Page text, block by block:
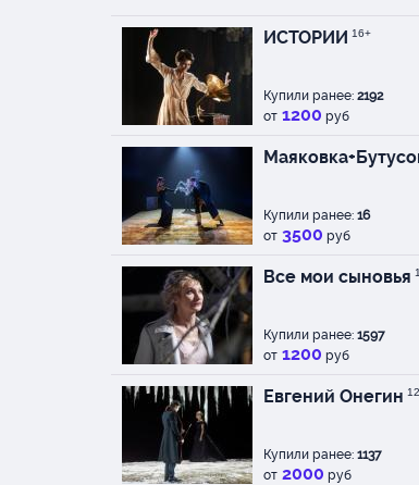
ИСТОРИИ 16+
Купили ранее: 2192
от 1200 руб
Купили ранее: 16
от 3500 руб
Все мои сыновья
Купили ранее: 1597
от 1200 руб
Евгений Онегин
Купили ранее: 1137
от 2000 руб